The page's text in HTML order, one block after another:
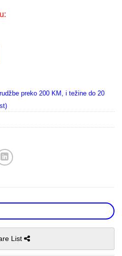
preko 200 KM, i težine do 20
List